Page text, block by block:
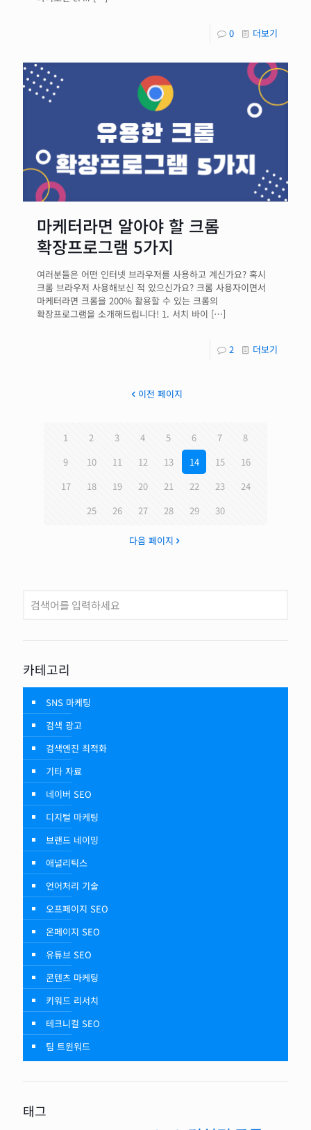
0 더보기
마케터라면 알아야 할 크롬
확장프로그램 5가지
여러분들은 어떤 인터넷 브라우저를 사용하고 계신가요? 혹시
크롬 브라우저 사용해보신 적 있으신가요? 크롬 사용자이면서
마케터라면 크롬을 200% 활용할 수 있는 크롬의
확장프로그램을 소개해드립니다! 1. 서치 바이 […]
2 더보기
이전 페이지
1 2 3 4 5 6 7
8
9
10 11 12 13 14 15
16
17
18 19 20 21 22 23
24
25
26 27 28 29 30
다음 페이지
카테고리
SNS 마케팅
검색 광고
검색엔진 최적화
기타 자료
네이버 SEO
디지털 마케팅
브랜드 네이밍
애널리틱스
언어처리 기술
오프페이지 SEO
온페이지 SEO
유튜브 SEO
콘텐츠 마케팅
키워드 리서치
테크니컬 SEO
팀 트윈워드
태그